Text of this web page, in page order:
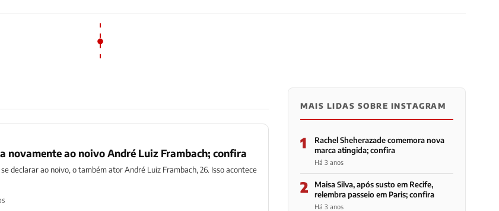
novamente ao noivo André Luiz Frambach; confira
declarar ao noivo, o também ator André Luiz Frambach, 26. Isso acontece
MAIS LIDAS SOBRE INSTAGRAM
1
Rachel Sheherazade comemora nova
marca atingida; confira
Há 3 anos
2
Maisa Silva, após susto em Recife,
relembra passeio em Paris; confira
Há 3 anos